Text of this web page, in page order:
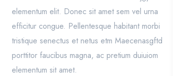
elementum elit. Donec sit amet sem vel urna
efficitur congue. Pellentesque habitant morbi
tristique senectus et netus etm Maecenasgftd
porttitor faucibus magna, ac pretium duiuiom
elementum sit amet.